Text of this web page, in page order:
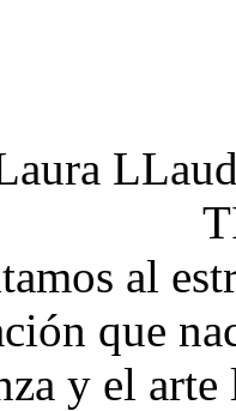
al
que
y el